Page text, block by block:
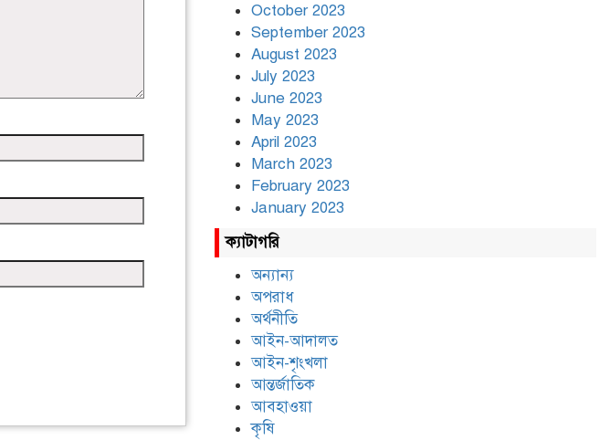
October 2023
September 2023
August 2023
July 2023
June 2023
May 2023
April 2023
March 2023
February 2023
January 2023
ক্যাটাগরি
অন্যান্য
অপরাধ
অর্থনীতি
আইন-আদালত
আইন-শৃংখলা
আন্তর্জাতিক
আবহাওয়া
কৃষি